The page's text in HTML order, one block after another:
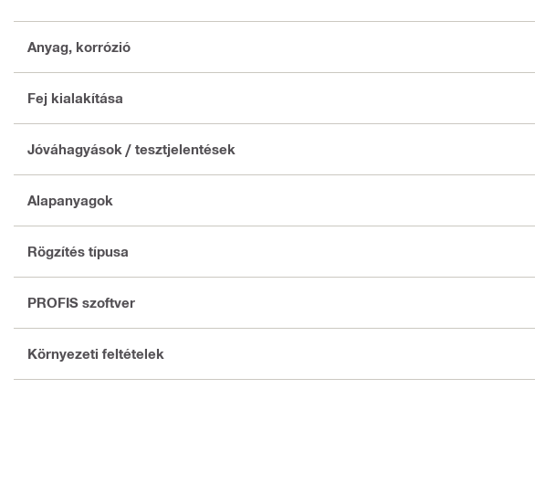
Anyag, korrózió
Fej kialakítása
Jóváhagyások / tesztjelentések
Alapanyagok
Rögzítés típusa
PROFIS szoftver
Környezeti feltételek